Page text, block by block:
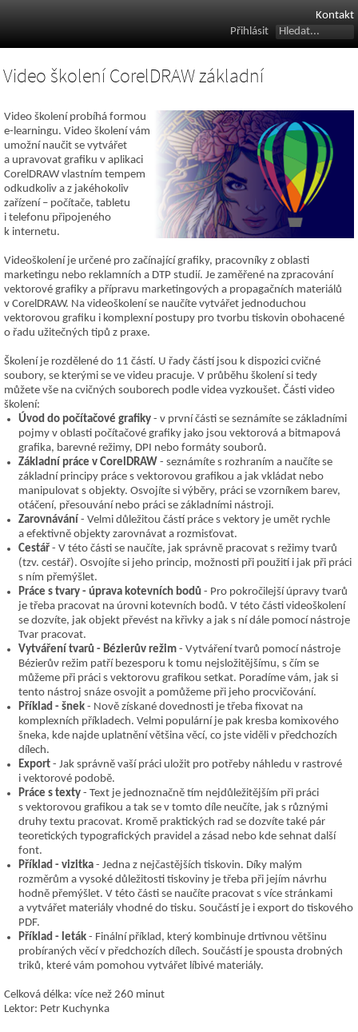
Kontakt
Přihlásit
Video školení CorelDRAW základní
Video školení probíhá formou
e-learningu. Video školení vám
umožní naučit se vytvářet
a upravovat grafiku v aplikaci
CorelDRAW vlastním tempem
odkudkoliv a z jakéhokoliv
zařízení – počítače, tabletu
i telefonu připojeného
k internetu.
Videoškolení je určené pro začínající grafiky, pracovníky z oblasti
marketingu nebo reklamních a DTP studií. Je zaměřené na zpracování
vektorové grafiky a přípravu marketingových a propagačních materiálů
v CorelDRAW. Na videoškolení se naučíte vytvářet jednoduchou
vektorovou grafiku i komplexní postupy pro tvorbu tiskovin obohacené
o řadu užitečných tipů z praxe.
Školení je rozdělené do 11 částí. U řady částí jsou k dispozici cvičné
soubory, se kterými se ve videu pracuje. V průběhu školení si tedy
můžete vše na cvičných souborech podle videa vyzkoušet. Části video
školení:
Úvod do počítačové grafiky - v první části se seznámíte se základními
pojmy v oblasti počítačové grafiky jako jsou vektorová a bitmapová
grafika, barevné režimy, DPI nebo formáty souborů.
Základní práce v CorelDRAW - seznámíte s rozhraním a naučíte se
základní principy práce s vektorovou grafikou a jak vkládat nebo
manipulovat s objekty. Osvojíte si výběry, práci se vzorníkem barev,
otáčení, přesouvání nebo práci se základními nástroji.
Zarovnávání - Velmi důležitou částí práce s vektory je umět rychle
a efektivně objekty zarovnávat a rozmisťovat.
Cestář - V této části se naučíte, jak správně pracovat s režimy tvarů
(tzv. cestář). Osvojíte si jeho princip, možnosti při použití i jak při práci
s ním přemýšlet.
Práce s tvary - úprava kotevních bodů - Pro pokročilejší úpravy tvarů
je třeba pracovat na úrovni kotevních bodů. V této části videoškolení
se dozvíte, jak objekt převést na křivky a jak s ní dále pomocí nástroje
Tvar pracovat.
Vytváření tvarů - Bézierův režim - Vytváření tvarů pomocí nástroje
Bézierův režim patří bezesporu k tomu nejsložitějšímu, s čím se
můžeme při práci s vektorovu grafikou setkat. Poradíme vám, jak si
tento nástroj snáze osvojit a pomůžeme při jeho procvičování.
Příklad - šnek - Nově získané dovednosti je třeba fixovat na
komplexních příkladech. Velmi populární je pak kresba komixového
šneka, kde najde uplatnění většina věcí, co jste viděli v předchozích
dílech.
Export - Jak správně vaší práci uložit pro potřeby náhledu v rastrové
i vektorové podobě.
Práce s texty - Text je jednoznačně tím nejdůležitějším při práci
s vektorovou grafikou a tak se v tomto díle neučíte, jak s různými
druhy textu pracovat. Kromě praktických rad se dozvíte také pár
teoretických typografických pravidel a zásad nebo kde sehnat další
font.
Příklad - vizitka - Jedna z nejčastějších tiskovin. Díky malým
rozměrům a vysoké důležitosti tiskoviny je třeba při jejím návrhu
hodně přemýšlet. V této části se naučíte pracovat s více stránkami
a vytvářet materiály vhodné do tisku. Součástí je i export do tiskového
PDF.
Příklad - leták - Finální příklad, který kombinuje drtivnou většinu
probíraných věcí v předchozích dílech. Součástí je spousta drobných
triků, které vám pomohou vytvářet líbivé materiály.
Celková délka: více než 260 minut
Lektor: Petr Kuchynka